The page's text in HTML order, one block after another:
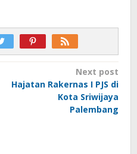
Next post
Hajatan Rakernas I PJS di
Kota Sriwijaya
Palembang